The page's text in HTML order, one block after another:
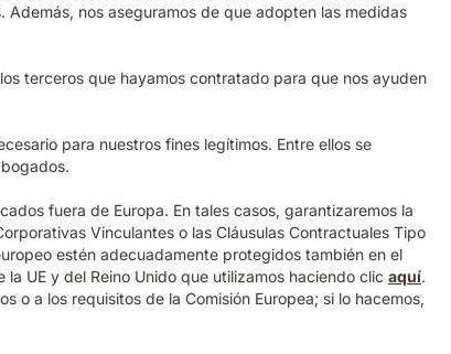
nos aseguramos de que adopten las medidas
terceros que hayamos contratado para que nos ayuden
para nuestros fines legítimos. Entre ellos se
fuera de Europa. En tales casos, garantizaremos la
Vinculantes o las Cláusulas Contractuales Tipo
estén adecuadamente protegidos también en el
UE y del Reino Unido que utilizamos haciendo clic aquí.
o a los requisitos de la Comisión Europea; si lo hacemos,